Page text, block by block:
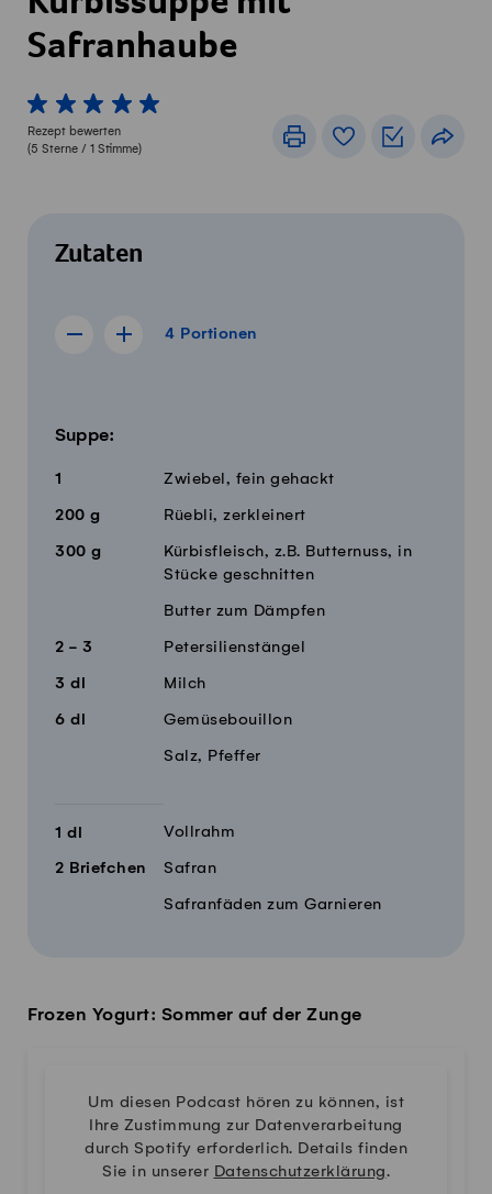
Safranhaube
1 von 5 Sterne
2 von 5 Sterne
3 von 5 Sterne
4 von 5 Sterne
5 von 5 Sterne
Rezept bewerten
(5 Sterne / 1 Stimme)
DruckenRezeptbuch
Zutaten
4 Portionen
Rezept für 3 Portionen anzeigen
Rezept für 5 Portionen anzeigen
4 Portionen
Suppe:
1 Zwiebel, fein gehackt
200 g Rüebli, zerkleinert
300 g
Kürbisfleisch, z.B. Butternuss, in
Stücke geschnitten
Butter zum Dämpfen
2 - 3 Petersilienstängel
3 dl Milch
6 dl Gemüsebouillon
Salz, Pfeffer
1 dl Vollrahm
2 Briefchen Safran
Safranfäden zum Garnieren
Frozen Yogurt: Sommer auf der Zunge
Um diesen Podcast hören zu können, ist
Ihre Zustimmung zur Datenverarbeitung
durch Spotify erforderlich. Details finden
Sie in unserer Datenschutzerklärung.